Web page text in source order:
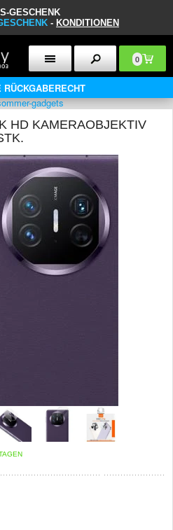
GESCHENK
- KONDITIONEN
0
RÜCKGABERECHT
HD KAMERAOBJEKTIV